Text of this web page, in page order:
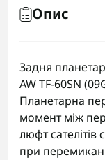
Опис
Задня
AW TF-60SN
Планетарна
момент між
люфт сателітів
при